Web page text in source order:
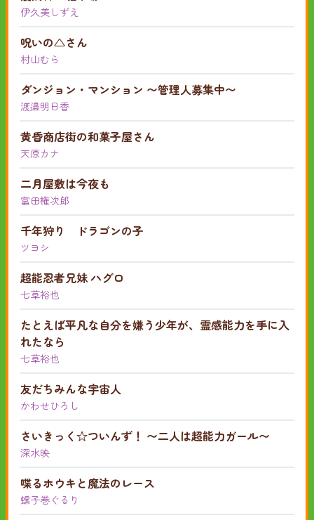
伊久美しずえ
呪いの△さん
村山むら
ダンジョン・マンション 〜管理人募集中〜
渡邉明日香
黄昏商店街の和菓子屋さん
天原カナ
二月屋敷は今夜も
富田権次郎
千年狩り ドラゴンの子
ツヨシ
超能忍者兄妹 ハグロ
七草裕也
たとえば平凡な自分を嫌う少年が、霊感能力を手に入
れたなら
七草裕也
友だちみんな宇宙人
かわせひろし
さいきっく☆ついんず！ 〜二人は超能力ガール〜
深水映
喋るホウキと魔法のレース
螺子巻ぐるり